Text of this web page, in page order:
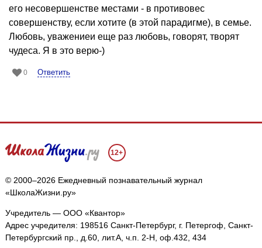
его несовершенстве местами - в противовес
совершенству, если хотите (в этой парадигме), в семье.
Любовь, уважениеи еще раз любовь, говорят, творят
чудеса. Я в это верю-)
0 Ответить
12+
© 2000–2026 Ежедневный познавательный журнал
«ШколаЖизни.ру»
Учредитель — ООО «Квантор»
Адрес учредителя: 198516 Санкт-Петербург, г. Петергоф, Санкт-
Петербургский пр., д.60, лит.А, ч.п. 2-Н, оф.432, 434